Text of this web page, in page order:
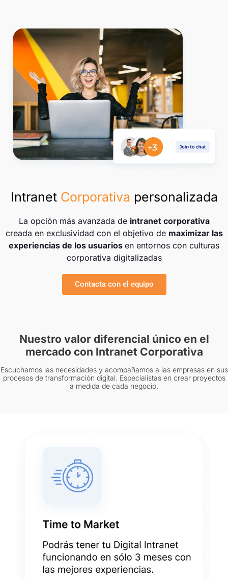
Intranet Corporativa personalizada
La opción más avanzada de intranet corporativa
creada en exclusividad con el objetivo de maximizar las
experiencias de los usuarios en entornos con culturas
corporativa digitalizadas
Contacta con el equipo
Nuestro valor diferencial único en el
mercado con Intranet Corporativa
Escuchamos las necesidades y acompañamos a las empresas en sus
procesos de transformación digital. Especialistas en crear proyectos
a medida de cada negocio.